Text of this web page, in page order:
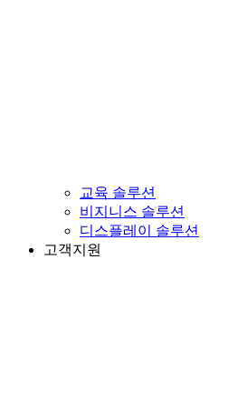
교육 솔루션
비지니스 솔루션
디스플레이 솔루션
고객지원